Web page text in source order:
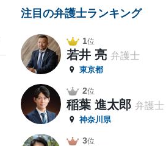
注目の弁護士ランキング
1位
若井 亮 弁護士
東京都
2位
稲葉 進太郎 弁護士
神奈川県
3位